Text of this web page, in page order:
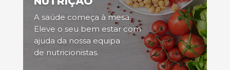
A saúde começa à mesa.
Eleve o seu bem estar com
ajuda da nossa equipa
de nutricionistas.